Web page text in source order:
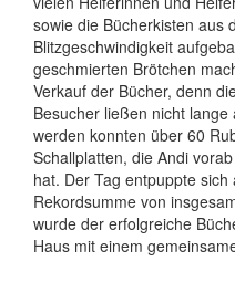
sowie die Bücherkisten aus
Blitzgeschwindigkeit
geschmierten Brötchen
Verkauf der Bücher, denn
Besucher ließen nicht
werden konnten über 60
Schallplatten, die Andi
hat. Der Tag entpuppte
Rekordsumme von
wurde der erfolgreiche
Haus mit einem